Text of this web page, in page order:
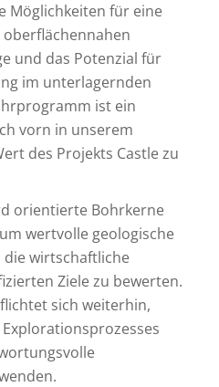
Möglichkeiten für eine
und das Potenzial für
im unterlagernden
ist ein
vorn in unserem
des Projekts Castle zu
orientierte Bohrkerne
wertvolle geologische
die wirtschaftliche
Ziele zu bewerten.
sich weiterhin,